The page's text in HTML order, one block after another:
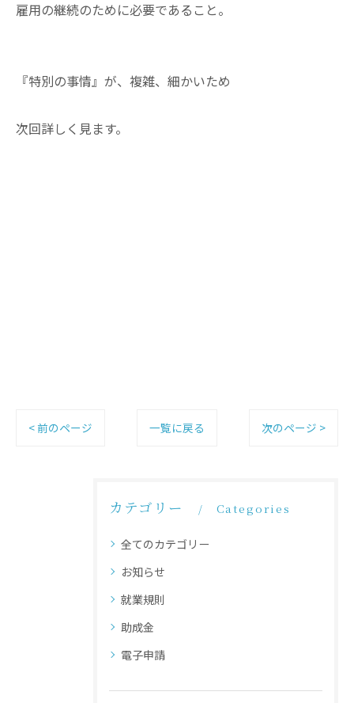
雇用の継続のために必要であること。
『特別の事情』が、複雑、細かいため
次回詳しく見ます。
< 前のページ 一覧に戻る 次のページ >
カテゴリー Categories
全てのカテゴリー
お知らせ
就業規則
助成金
電子申請